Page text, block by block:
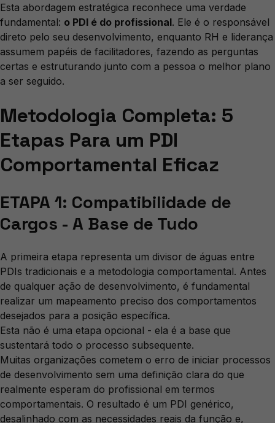
Esta abordagem estratégica reconhece uma verdade
fundamental: o PDI é do profissional. Ele é o responsável
direto pelo seu desenvolvimento, enquanto RH e liderança
assumem papéis de facilitadores, fazendo as perguntas
certas e estruturando junto com a pessoa o melhor plano
a ser seguido.
Metodologia Completa: 5
Etapas Para um PDI
Comportamental Eficaz
ETAPA 1: Compatibilidade de
Cargos - A Base de Tudo
A primeira etapa representa um divisor de águas entre
PDIs tradicionais e a metodologia comportamental. Antes
de qualquer ação de desenvolvimento, é fundamental
realizar um mapeamento preciso dos comportamentos
desejados para a posição específica.
Esta não é uma etapa opcional - ela é a base que
sustentará todo o processo subsequente.
Muitas organizações cometem o erro de iniciar processos
de desenvolvimento sem uma definição clara do que
realmente esperam do profissional em termos
comportamentais. O resultado é um PDI genérico,
desalinhado com as necessidades reais da função e,